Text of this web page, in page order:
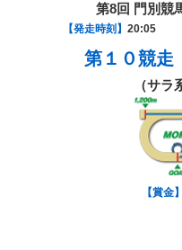
第8回 門別競
【発走時刻】 20:05
第１０競走
（サ
【賞金】